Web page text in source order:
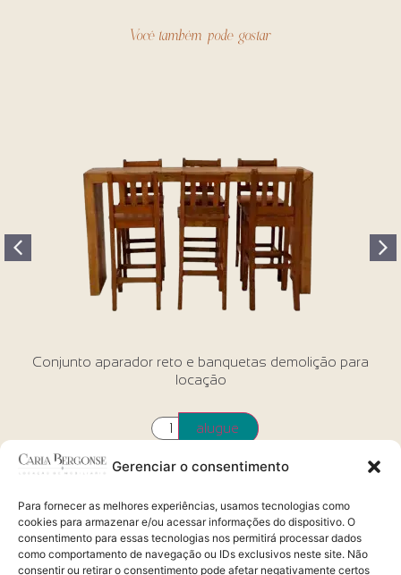
Gerenciar o consentimento
Para fornecer as melhores experiências, usamos tecnologias como
cookies para armazenar e/ou acessar informações do dispositivo. O
consentimento para essas tecnologias nos permitirá processar dados
como comportamento de navegação ou IDs exclusivos neste site. Não
consentir ou retirar o consentimento pode afetar negativamente certos
Você também pode gostar
Conjunto aparador reto e banquetas demolição para
locação
alugue
Alugue via whatsapp